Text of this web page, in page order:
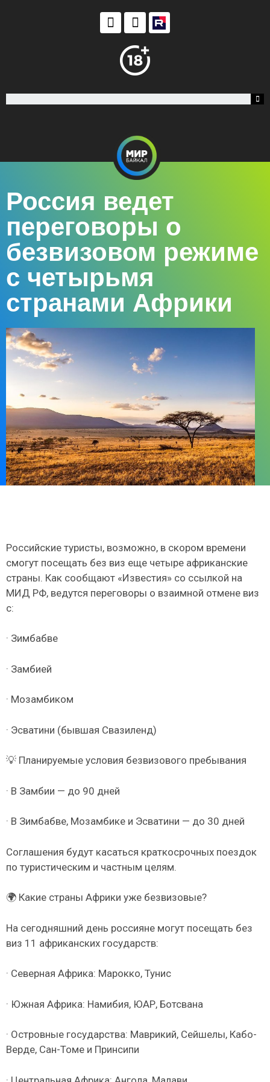
Россия ведет
переговоры о
безвизовом режиме
с четырьмя
странами Африки
Российские туристы, возможно, в скором времени
смогут посещать без виз еще четыре африканские
страны. Как сообщают «Известия» со ссылкой на
МИД РФ, ведутся переговоры о взаимной отмене виз
с:
· Зимбабве
· Замбией
· Мозамбиком
· Эсватини (бывшая Свазиленд)
💡 Планируемые условия безвизового пребывания
· В Замбии — до 90 дней
· В Зимбабве, Мозамбике и Эсватини — до 30 дней
Соглашения будут касаться краткосрочных поездок
по туристическим и частным целям.
🌍 Какие страны Африки уже безвизовые?
На сегодняшний день россияне могут посещать без
виз 11 африканских государств:
· Северная Африка: Марокко, Тунис
· Южная Африка: Намибия, ЮАР, Ботсвана
· Островные государства: Маврикий, Сейшелы, Кабо-
Верде, Сан-Томе и Принсипи